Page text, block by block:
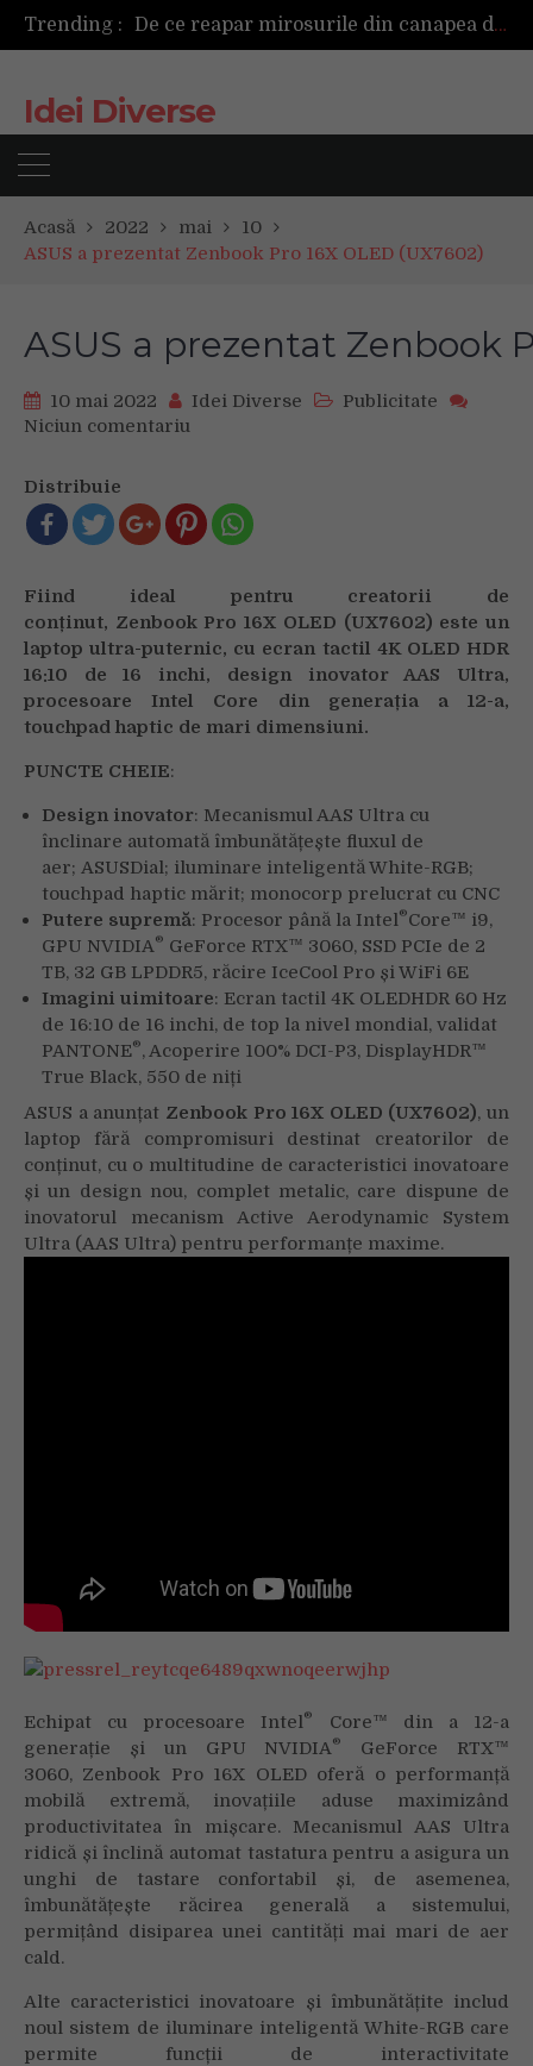
Trending :
De ce reapar mirosurile din canapea după curățare? Ce se întâmplă, de fapt, în tapițerie
Cum ar fi dacă ceasul tău s-ar antrena alături de tine?
Idei Diverse
Acasă 2022 mai
10
ASUS a prezentat Zenbook Pro 16X OLED (UX7602)
ASUS a prezentat Zenbook
10 mai 2022 Idei Diverse
Publicitate
Niciun comentariu
Distribuie
Fiind ideal pentru creatorii de
conținut, Zenbook Pro 16X OLED (UX7602) este un
laptop ultra-puternic, cu ecran tactil 4K OLED HDR
16:10 de 16 inchi, design inovator AAS Ultra,
procesoare Intel Core din generația a 12-a,
touchpad haptic de mari dimensiuni.
PUNCTE CHEIE:
Design inovator: Mecanismul AAS Ultra cu
înclinare automată îmbunătățește fluxul de
aer; ASUSDial; iluminare inteligentă White-RGB;
touchpad haptic mărit; monocorp prelucrat cu CNC
Putere supremă: Procesor până la Intel®Core™ i9,
GPU NVIDIA® GeForce RTX™ 3060, SSD PCIe de 2
TB, 32 GB LPDDR5, răcire IceCool Pro și WiFi 6E
Imagini uimitoare: Ecran tactil 4K OLEDHDR 60 Hz
de 16:10 de 16 inchi, de top la nivel mondial, validat
PANTONE®, Acoperire 100% DCI-P3, DisplayHDR™
True Black, 550 de niți
ASUS a anunțat Zenbook Pro 16X OLED (UX7602), un
laptop fără compromisuri destinat creatorilor de
conținut, cu o multitudine de caracteristici inovatoare
și un design nou, complet metalic, care dispune de
inovatorul mecanism Active Aerodynamic System
Ultra (AAS Ultra) pentru performanțe maxime.
Echipat cu procesoare Intel®
Core™ din a 12-a
generație și un GPU NVIDIA®
GeForce RTX™
3060, Zenbook Pro 16X OLED oferă o performanță
mobilă extremă, inovațiile aduse maximizând
productivitatea în mișcare. Mecanismul AAS Ultra
ridică și înclină automat tastatura pentru a asigura un
unghi de tastare confortabil și, de asemenea,
îmbunătățește răcirea generală a sistemului,
permițând disiparea unei cantități mai mari de aer
cald.
Alte caracteristici inovatoare și îmbunătățite includ
noul sistem de iluminare inteligentă White-RGB care
permite funcții de interactivitate